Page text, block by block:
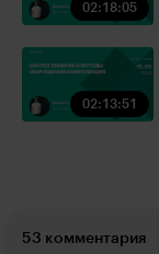
02:18:05
02:13:51
53 комментария